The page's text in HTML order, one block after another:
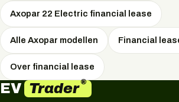
Axopar 22 Electric financial lease
Alle Axopar modellen Financial
Over financial lease
EV Trader®